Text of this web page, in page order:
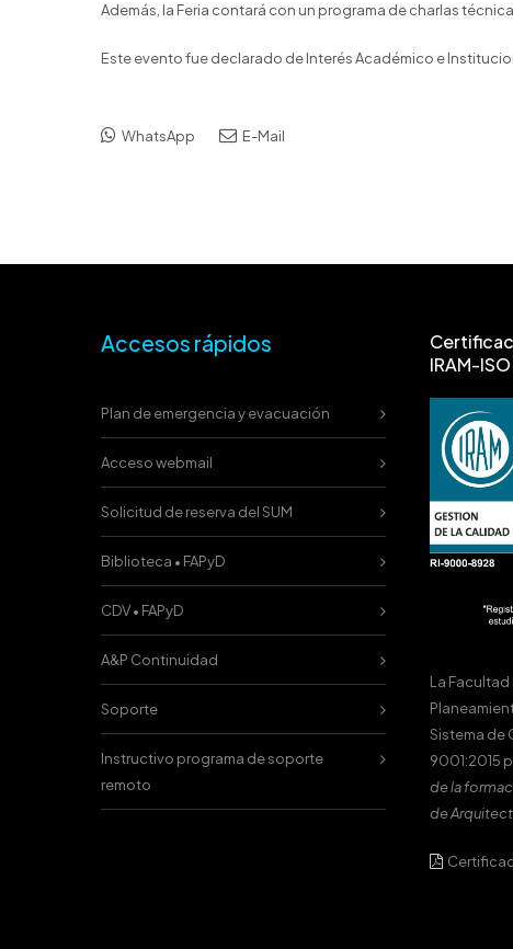
Además, la Feria contará con un programa de charlas
Este evento fue declarado de Interés Académico e
WhatsApp E-Mail
Accesos rápidos
Plan de emergencia y evacuación
Acceso webmail
Solicitud de reserva del SUM
Biblioteca • FAPyD
CDV • FAPyD
A&P Continuidad
Soporte
Instructivo programa de soporte
remoto
IRAM-
La
Sistema de
9001:2015
de la
de